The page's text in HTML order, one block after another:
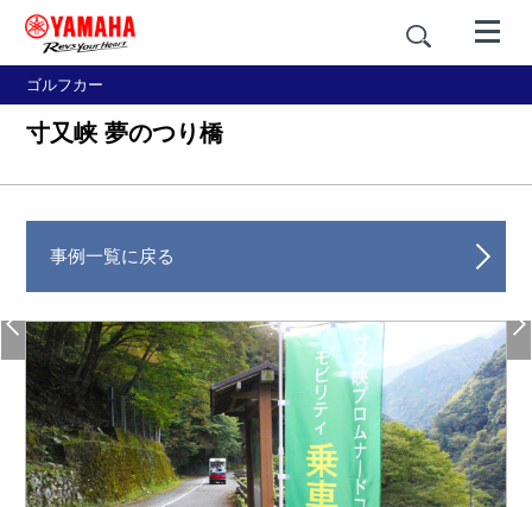
ゴルフカー
寸又峡 夢のつり橋
事例一覧に戻る